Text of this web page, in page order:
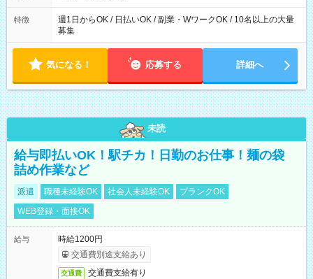
特徴
週1日からOK / 日払いOK / 副業・WワークOK / 10名以上の大量
募集
気になる！ 応募する 詳細へ
未読
給与即払いOK！駅チカ！日勤のお仕事！麺の袋
詰め作業など
派遣 職種未経験OK 社会人未経験OK
ブランクOK
WEB登録・面接OK
給与
時給1200円
交通費別途支給あり
交通費 交通費支給有り